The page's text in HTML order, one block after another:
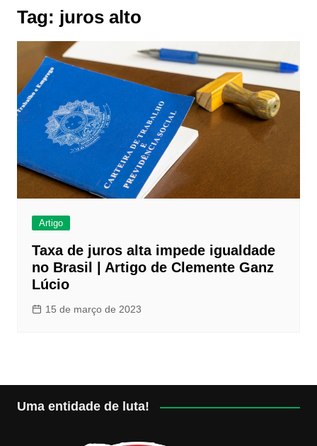
Tag: juros alto
Artigo
Taxa de juros alta impede igualdade
no Brasil | Artigo de Clemente Ganz
Lúcio
15 de março de 2023
Uma entidade de luta!